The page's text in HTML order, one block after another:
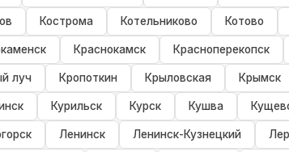
Кострома Котельниково Котово
Краснокамск Красноперекопск
луч Кропоткин Крыловская Крымск
Курильск Курск Кушва
Ленинск Ленинск-Кузнецкий